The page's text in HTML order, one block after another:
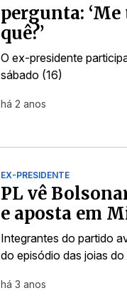
pergunta:
quê?’
O ex-presidente
sábado (16)
há 2 anos
EX-PRESIDENTE
PL vê
e aposta em
Integrantes do partido
do episódio das joias
há 3 anos